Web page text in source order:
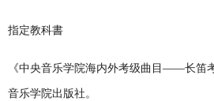
指定教科書
《中央音乐学院海内外考级曲目——长笛
音乐学院出版社。